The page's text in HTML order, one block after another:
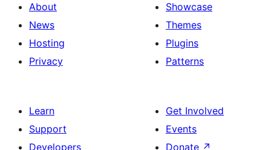
About
News
Hosting
Privacy
Showcase
Themes
Plugins
Patterns
Learn
Support
Developers
Get Involved
Events
Donate ↗